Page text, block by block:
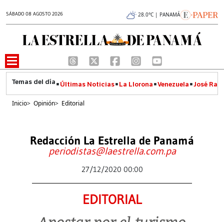
SÁBADO 08 AGOSTO 2026 28.0°C | PANAMÁ
Últimas Noticias La Llorona Venezuela José
Inicio> Opinión> Editorial
Redacción La Estrella de Panamá
periodistas@laestrella.com.pa
27/12/2020 00:00
EDITORIAL